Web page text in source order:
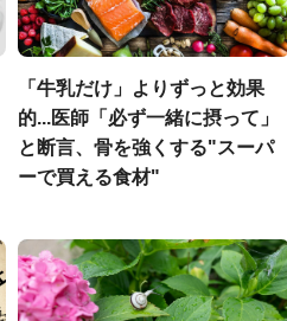
「牛乳だけ」よりずっと効果
的...医師「必ず一緒に摂って」
と断言、骨を強くする"スーパ
ーで買える食材"